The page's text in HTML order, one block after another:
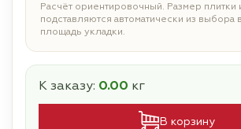
Расчёт ориентировочный. Размер плитки
подставляются автоматически из выбора
площадь укладки.
К заказу: 0.00 кг
В корзину